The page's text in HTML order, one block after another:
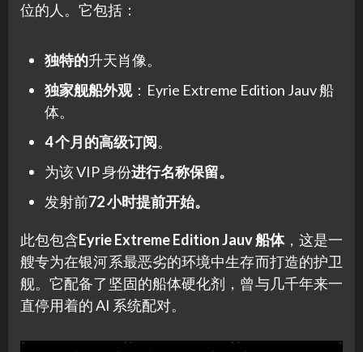
位的人。它包括：
独特的升天肖像。
独家舰船外观：Eyrie Extreme Edition Jauv 船
体。
4 个月的高级订阅。
为该 VIP 身份进行名称保留。
发射前72 小时提前开始。
此包包含Eyrie Extreme Edition Jauv 船体，这是一
艘专为在银河系最恶劣的环境中生存而打造的护卫
舰。它配备了坚固的船体硬化剂，曾与几千年来一
直停用着的 AI 系统配对。